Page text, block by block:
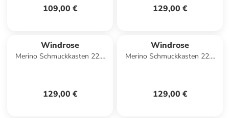
109,00 € 129,00 €
Windrose
Merino Schmuckkasten 22.5
129,00 €
Windrose
Merino Schmuckkasten 22.5
129,00 €